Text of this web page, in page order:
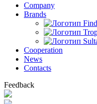
Company
Brands
Сooperation
News
Contacts
Feedback